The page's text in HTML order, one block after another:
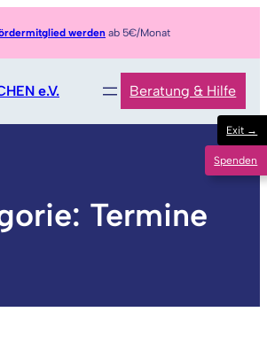
werden ab 5€/Monat
e.V. Beratung & Hilfe
Termine
Exit →
Spenden